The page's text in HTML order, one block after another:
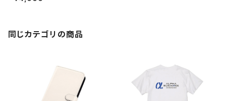
同じカテゴリの商品